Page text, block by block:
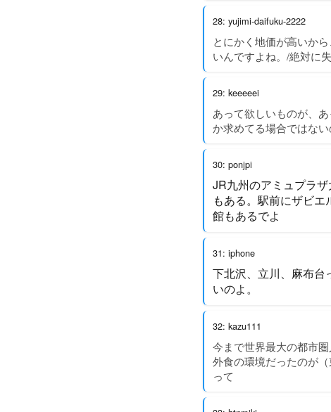
28: yujimi-daifuku-2222
とにかく地価が高いか
いんですよね。/絶対に
29: keeeeei
あって欲しいものが、
か求めてる場合ではない
30: ponjpi
JR九州のアミュプラ
もある。駅前にザビ
館もあるでよ
31: iphone
下北沢、立川、麻布
いのよ。
32: kazu111
今まで世界最大の都市
外食の環境だったのが
って